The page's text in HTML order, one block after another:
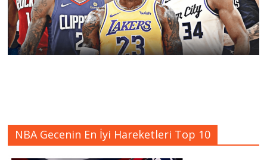
NBA Gecenin En İyi Hareketleri Top 10